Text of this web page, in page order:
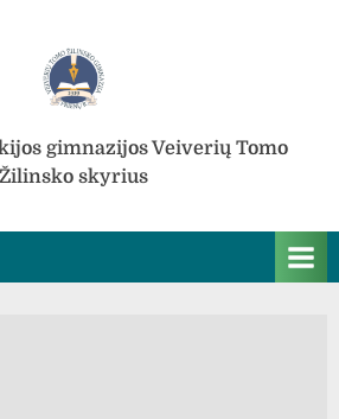
gimnazijos Veiverių Tomo
Žilinsko skyrius